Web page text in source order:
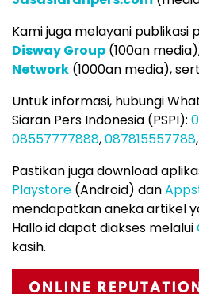
Kami juga melayani publikasi
Disway Group (100an
Network (1000an media),
Untuk informasi, hubungi
Siaran Pers Indonesia (PSPI):
08557777888,087815557788,
Pastikan juga download
Playstore (Android) dan
mendapatkan aneka artikel
Hallo.id dapat diakses melalui
kasih.